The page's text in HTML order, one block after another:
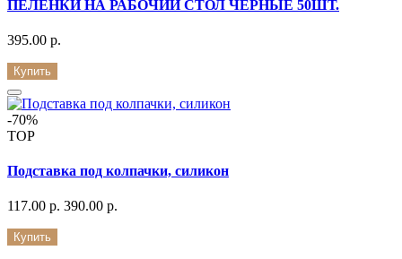
ПЕЛЕНКИ НА РАБОЧИЙ СТОЛ ЧЁРНЫЕ 50ШТ.
395.00 р.
Купить
-70%
TOP
Подставка под колпачки, силикон
117.00 р. 390.00 р.
Купить